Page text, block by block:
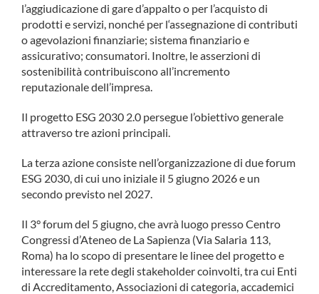
l’aggiudicazione di gare d’appalto o per l’acquisto di
prodotti e servizi, nonché per l‘assegnazione di contributi
o agevolazioni finanziarie; sistema finanziario e
assicurativo; consumatori. Inoltre, le asserzioni di
sostenibilità contribuiscono all’incremento
reputazionale dell’impresa.
Il progetto ESG 2030 2.0 persegue l’obiettivo generale
attraverso tre azioni principali.
La terza azione consiste nell’organizzazione di due forum
ESG 2030, di cui uno iniziale il 5 giugno 2026 e un
secondo previsto nel 2027.
Il 3° forum del 5 giugno, che avrà luogo presso Centro
Congressi d’Ateneo de La Sapienza (Via Salaria 113,
Roma) ha lo scopo di presentare le linee del progetto e
interessare la rete degli stakeholder coinvolti, tra cui Enti
di Accreditamento, Associazioni di categoria, accademici